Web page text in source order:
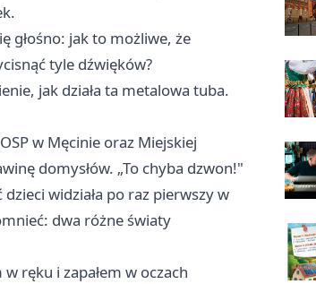
głośno: jak to możliwe, że
tyle dźwięków?
jak działa ta metalowa tuba.
w Męcinie oraz Miejskiej
domysłów. „To chyba dzwon!"
widziała po raz pierwszy w
dwa różne światy
ręku i zapałem w oczach